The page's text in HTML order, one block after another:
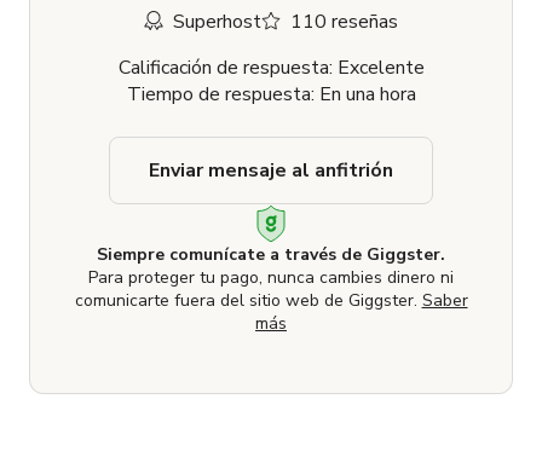
Superhost
110 reseñas
Calificación de respuesta: Excelente
Tiempo de respuesta: En una hora
Siempre comunícate a través de Giggster.
Para proteger tu pago, nunca cambies dinero ni
comunicarte fuera del sitio web de Giggster. Saber
más
Enviar mensaje al anfitrión